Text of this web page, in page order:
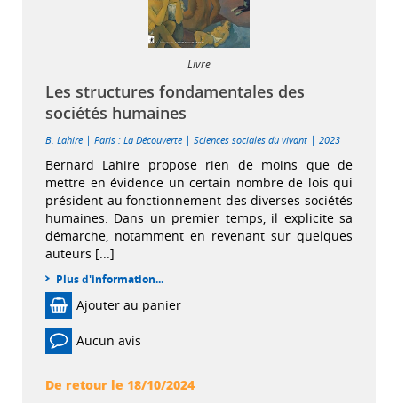
Livre
Les structures fondamentales des
sociétés humaines
B. Lahire | Paris : La Découverte | Sciences sociales du vivant | 2023
Bernard Lahire propose rien de moins que de
mettre en évidence un certain nombre de lois qui
président au fonctionnement des diverses sociétés
humaines. Dans un premier temps, il explicite sa
démarche, notamment en revenant sur quelques
auteurs [...]
Plus d'information...
Ajouter au panier
Aucun avis
De retour le 18/10/2024